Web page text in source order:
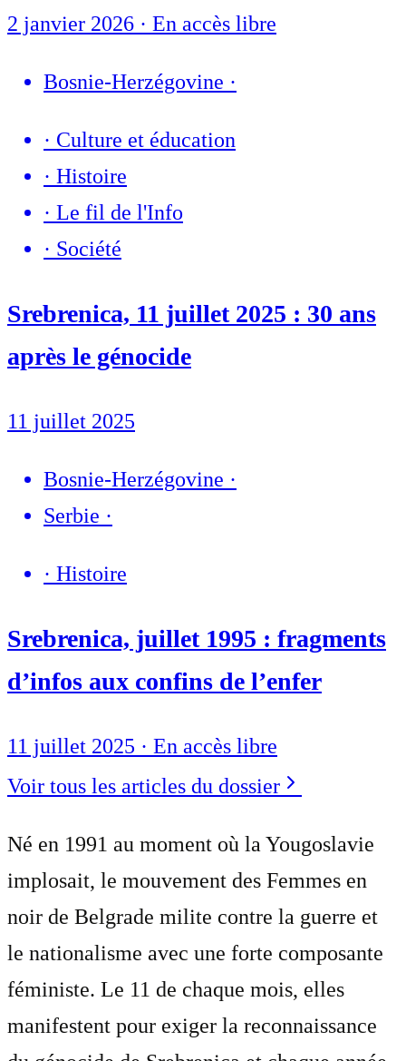
2 janvier 2026 · En accès libre
Bosnie-Herzégovine ·
· Culture et éducation
· Histoire
· Le fil de l'Info
· Société
Srebrenica, 11 juillet 2025 : 30 ans
après le génocide
11 juillet 2025
Bosnie-Herzégovine ·
Serbie ·
· Histoire
Srebrenica, juillet 1995 : fragments
d’infos aux confins de l’enfer
11 juillet 2025 · En accès libre
Voir tous les articles du dossier
Né en 1991 au moment où la Yougoslavie
implosait, le mouvement des Femmes en
noir de Belgrade milite contre la guerre et
le nationalisme avec une forte composante
féministe. Le 11 de chaque mois, elles
manifestent pour exiger la reconnaissance